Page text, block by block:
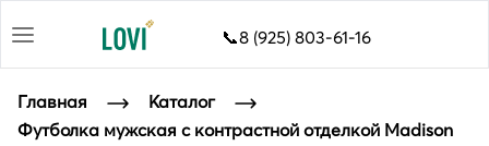
📞8 (925) 803-61-16
Главная
Каталог
Футболка мужская с контрастной отделкой Madison